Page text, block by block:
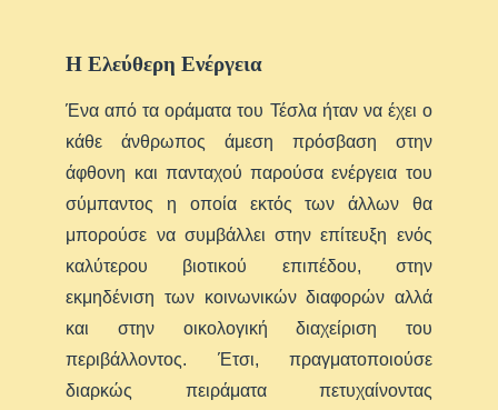
Η Ελεύθερη Ενέργεια
Ένα από τα οράματα του Τέσλα ήταν να έχει ο
κάθε άνθρωπος άμεση πρόσβαση στην
άφθονη και πανταχού παρούσα ενέργεια του
σύμπαντος η οποία εκτός των άλλων θα
μπορούσε να συμβάλλει στην επίτευξη ενός
καλύτερου βιοτικού επιπέδου, στην
εκμηδένιση των κοινωνικών διαφορών αλλά
και στην οικολογική διαχείριση του
περιβάλλοντος. Έτσι, πραγματοποιούσε
διαρκώς πειράματα πετυχαίνοντας